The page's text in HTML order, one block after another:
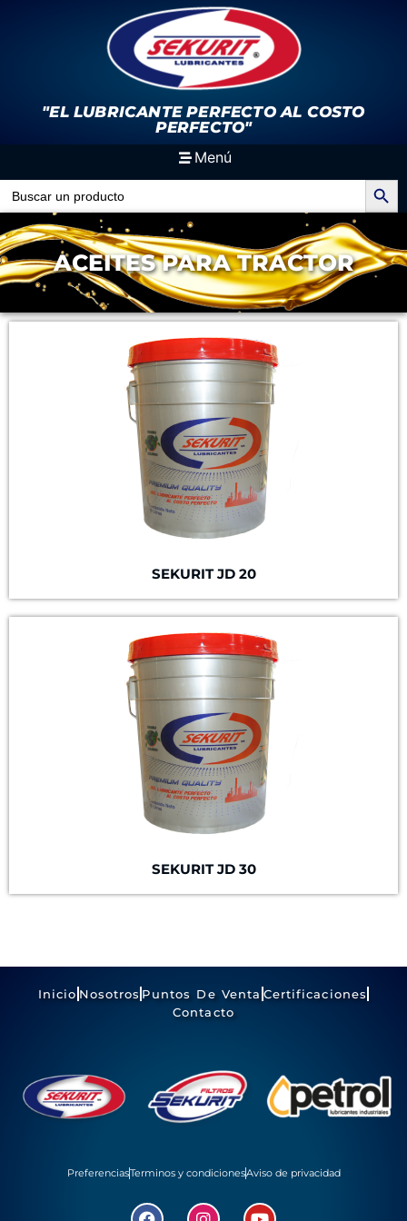
"EL LUBRICANTE PERFECTOAL COSTO
PERFECTO"
Menú
Search
for:
Search Button
ACEITES PARA TRACTOR
SEKURIT JD 20
SEKURIT JD 30
Inicio Nosotros Puntos De Venta Certificaciones
Contacto
PreferenciasTerminos y condicionesAviso de privacidad